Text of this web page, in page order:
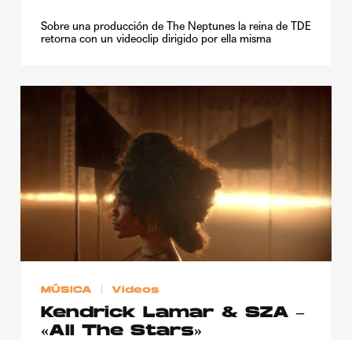
© 2015-2022 UMOMAG. PROPIEDAD DE UMO agency. TODOS LOS
DERECHOS RESERVADOS.
Sobre una producción de The Neptunes la reina de TDE
retorna con un videoclip dirigido por ella misma
MÚSICA Videos
Kendrick Lamar & SZA –
«All The Stars»